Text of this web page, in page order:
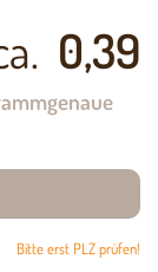
0,39
Bitte erst PLZ prüfen!